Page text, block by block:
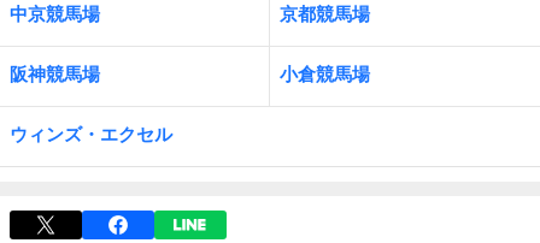
中京競馬場 京都競馬場
阪神競馬場 小倉競馬場
ウィンズ・エクセル